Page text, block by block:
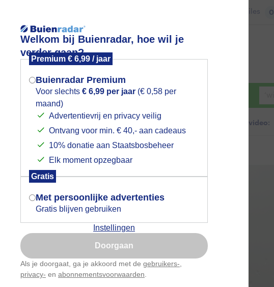
Welkom bij Buienradar, hoe wil je
verder gaan?
Premium € 6,99 / jaar
Buienradar Premium
Voor slechts € 6,99 per jaar (€ 0,58 per
maand)
Advertentievrij en privacy veilig
Ontvang voor min. € 40,- aan cadeaus
10% donatie aan Staatsbosbeheer
Elk moment opzegbaar
Gratis
Met persoonlijke advertenties
Gratis blijven gebruiken
Instellingen
Doorgaan
Als je doorgaat, ga je akkoord met de gebruikers-
privacy- en abonnementsvoorwaarden
Files 0
Foto en video Weerzine
Zoeken in foto & video:
Mogen we je locatie gebruiken voor
het weer?
Indien je hier nog geen akkoord op hebt
gegeven, verschijnt er zo een pop-up uit
je browser waarin deze toestemming
gevraagd wordt.
Is goed, toon de popup
Nu niet, misschien later
Gebruik je Safari en wil je niet elke dag deze pop-up